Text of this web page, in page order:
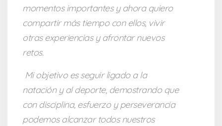
momentos importantes y ahora quiero
compartir más tiempo con ellos, vivir
otras experiencias y afrontar nuevos
retos.
Mi objetivo es seguir ligado a la
natación y al deporte, demostrando que
con disciplina, esfuerzo y perseverancia
podemos alcanzar todos nuestros